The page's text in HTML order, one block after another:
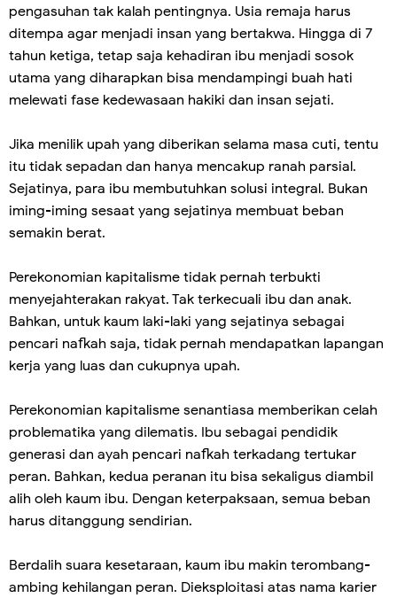
pengasuhan tak kalah pentingnya. Usia remaja harus
ditempa agar menjadi insan yang bertakwa. Hingga di 7
tahun ketiga, tetap saja kehadiran ibu menjadi sosok
utama yang diharapkan bisa mendampingi buah hati
melewati fase kedewasaan hakiki dan insan sejati.
Jika menilik upah yang diberikan selama masa cuti, tentu
itu tidak sepadan dan hanya mencakup ranah parsial.
Sejatinya, para ibu membutuhkan solusi integral. Bukan
iming-iming sesaat yang sejatinya membuat beban
semakin berat.
Perekonomian kapitalisme tidak pernah terbukti
menyejahterakan rakyat. Tak terkecuali ibu dan anak.
Bahkan, untuk kaum laki-laki yang sejatinya sebagai
pencari nafkah saja, tidak pernah mendapatkan lapangan
kerja yang luas dan cukupnya upah.
Perekonomian kapitalisme senantiasa memberikan celah
problematika yang dilematis. Ibu sebagai pendidik
generasi dan ayah pencari nafkah terkadang tertukar
peran. Bahkan, kedua peranan itu bisa sekaligus diambil
alih oleh kaum ibu. Dengan keterpaksaan, semua beban
harus ditanggung sendirian.
Berdalih suara kesetaraan, kaum ibu makin terombang-
ambing kehilangan peran. Dieksploitasi atas nama karier